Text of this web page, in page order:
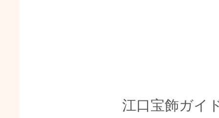
江口宝飾ガイ